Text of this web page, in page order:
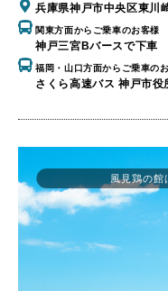
兵庫県神戸市中央区東川
関東方面からご乗車のお客様
神戸三宮Bバースで下車
福岡・山口方面からご乗車の
さくら高速バス 神戸市役
風見鶏の館